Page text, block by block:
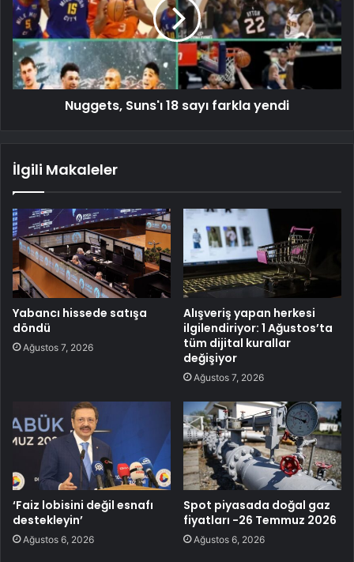
Nuggets, Suns'ı 18 sayı farkla yendi
İlgili Makaleler
Yabancı hissede satışa
döndü
Ağustos 7, 2026
Alışveriş yapan herkesi
ilgilendiriyor: 1 Ağustos’ta
tüm dijital kurallar
değişiyor
Ağustos 7, 2026
‘Faiz lobisini değil esnafı
destekleyin’
Ağustos 6, 2026
Spot piyasada doğal gaz
fiyatları -26 Temmuz 2026
Ağustos 6, 2026